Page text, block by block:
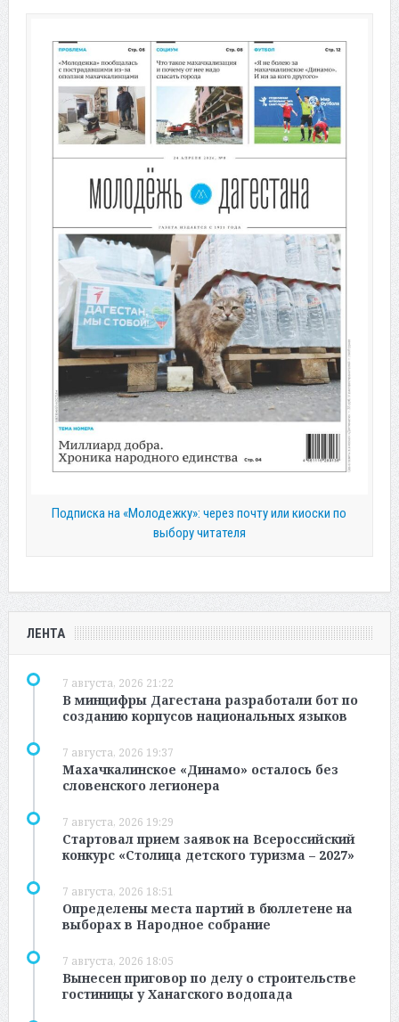
Подписка на «Молодежку»: через почту или киоски по
выбору читателя
ЛЕНТА
7 августа, 2026 21:22
В минцифры Дагестана разработали бот по
созданию корпусов национальных языков
7 августа, 2026 19:37
Махачкалинское «Динамо» осталось без
словенского легионера
7 августа, 2026 19:29
Стартовал прием заявок на Всероссийский
конкурс «Столица детского туризма – 2027»
7 августа, 2026 18:51
Определены места партий в бюллетене на
выборах в Народное собрание
7 августа, 2026 18:05
Вынесен приговор по делу о строительстве
гостиницы у Ханагского водопада